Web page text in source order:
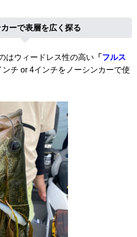
カーで表層を広く探る
はウィードレス性の高い 「 フルス
チ or 4インチをノーシンカーで使